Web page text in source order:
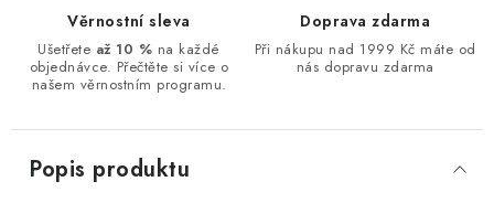
Věrnostní sleva
Ušetřete až 10 % na každé
objednávce. Přečtěte si více o
našem věrnostním programu.
Doprava zdarma
Při nákupu nad 1999 Kč máte od
nás dopravu zdarma
Popis produktu